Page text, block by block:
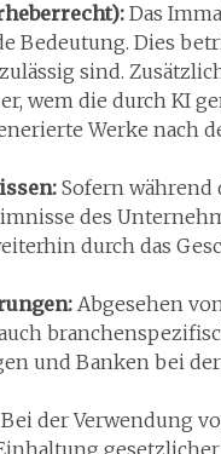
Das
Bedeutung. Dies
sind.
wem die durch KI
Werke nach
Sofern während
des
durch das
Abgesehen
und Banken bei
Bei der Verwendung